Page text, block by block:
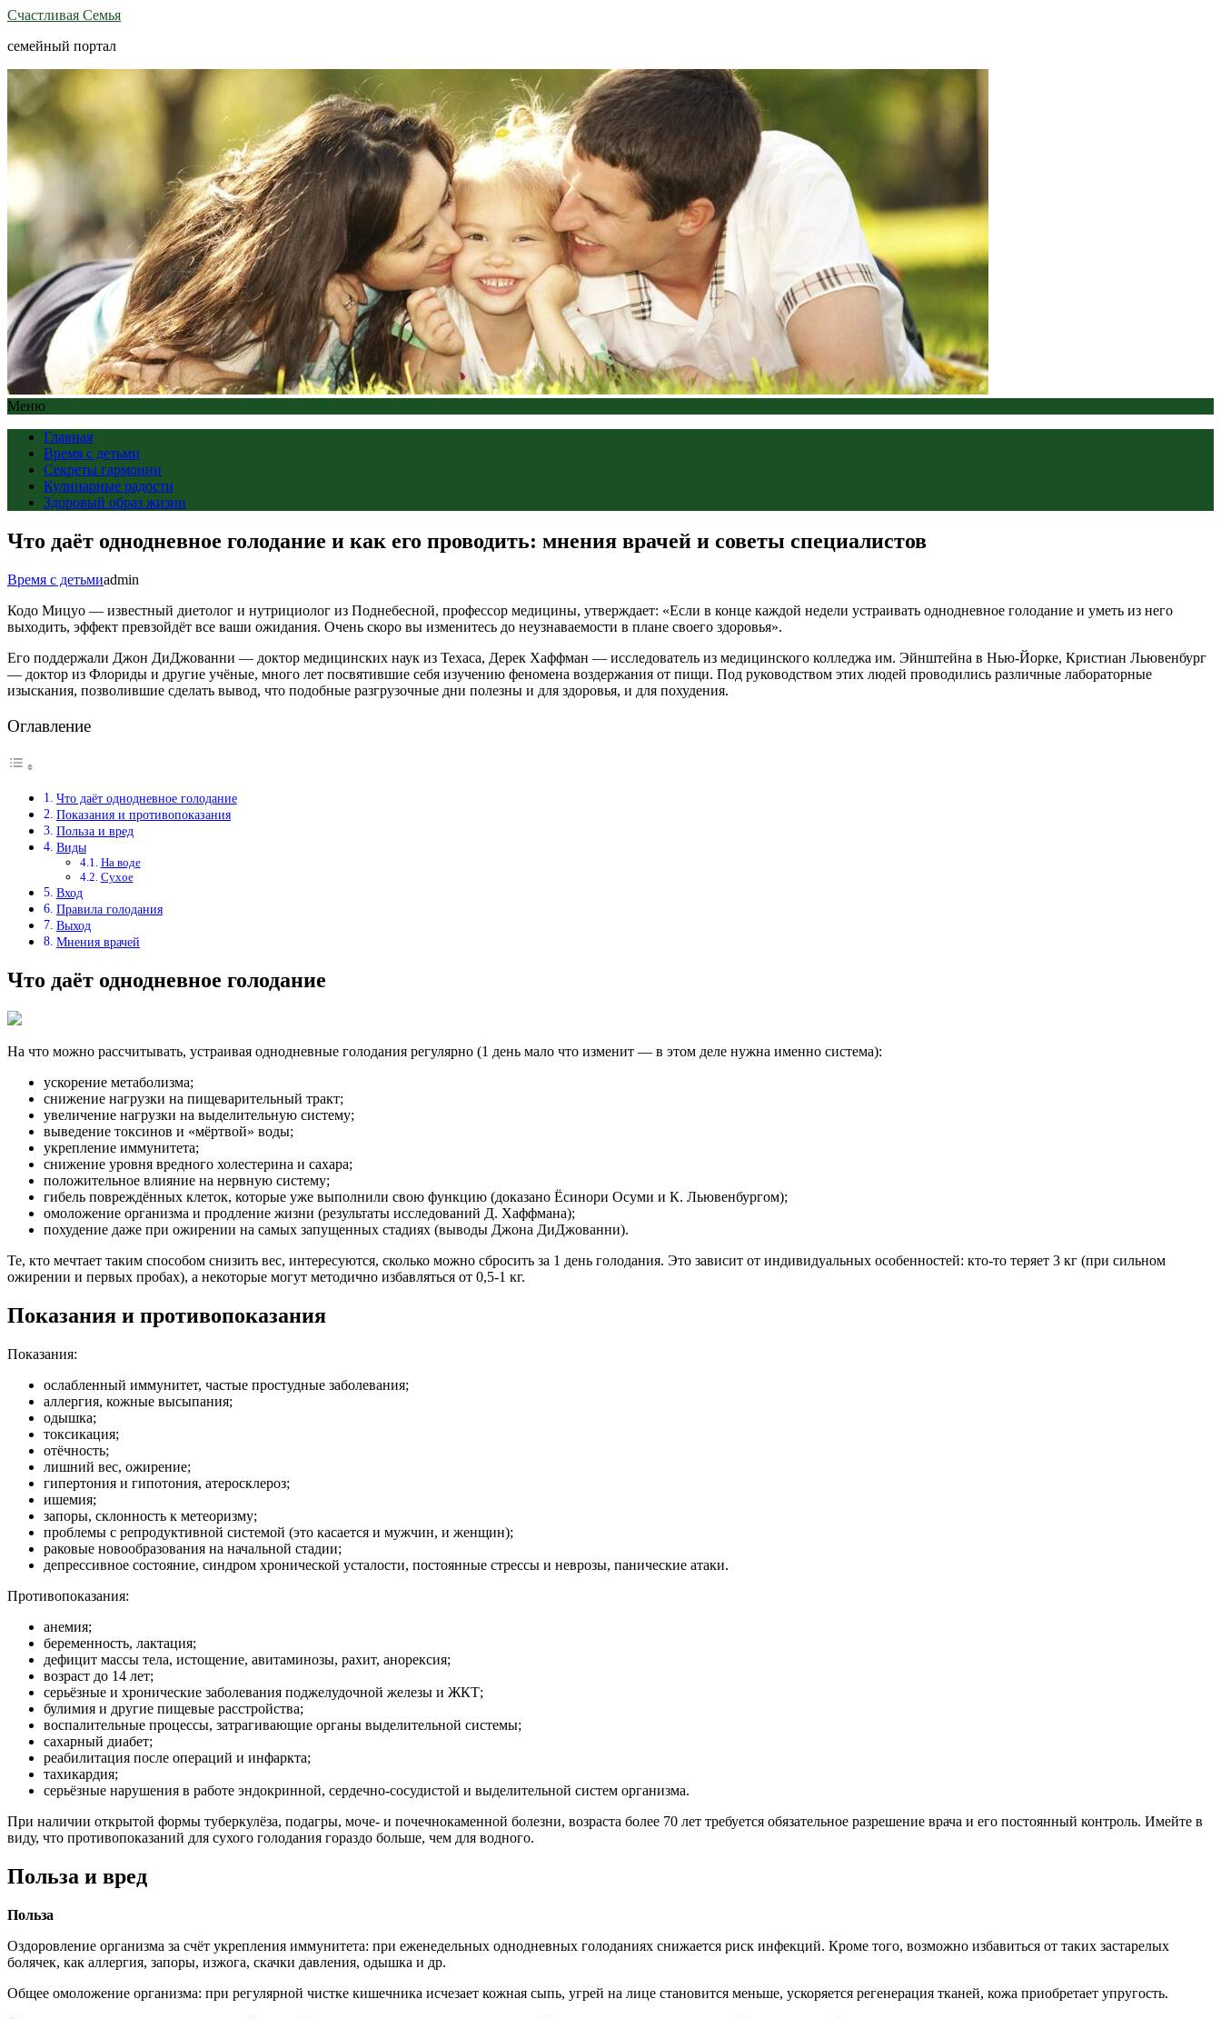
Счастливая Семья
семейный портал
Меню
Главная
Время с детьми
Секреты гармонии
Кулинарные радости
Здоровый образ жизни
Что даёт однодневное голодание и как его проводить: мнения врачей и советы специалистов
Время с детьмиadmin
Кодо Мицуо — известный диетолог и нутрициолог из Поднебесной, профессор медицины, утверждает: «Если в конце каждой недели устраивать однодневное голодание и уметь из него
выходить, эффект превзойдёт все ваши ожидания. Очень скоро вы изменитесь до неузнаваемости в плане своего здоровья».
Его поддержали Джон ДиДжованни — доктор медицинских наук из Техаса, Дерек Хаффман — исследователь из медицинского колледжа им. Эйнштейна в Нью-Йорке, Кристиан Льювенбург
— доктор из Флориды и другие учёные, много лет посвятившие себя изучению феномена воздержания от пищи. Под руководством этих людей проводились различные лабораторные
изыскания, позволившие сделать вывод, что подобные разгрузочные дни полезны и для здоровья, и для похудения.
Оглавление
Что даёт однодневное голодание
Показания и противопоказания
Польза и вред
Виды
На воде
Сухое
Вход
Правила голодания
Выход
Мнения врачей
Что даёт однодневное голодание
На что можно рассчитывать, устраивая однодневные голодания регулярно (1 день мало что изменит — в этом деле нужна именно система):
ускорение метаболизма;
снижение нагрузки на пищеварительный тракт;
увеличение нагрузки на выделительную систему;
выведение токсинов и «мёртвой» воды;
укрепление иммунитета;
снижение уровня вредного холестерина и сахара;
положительное влияние на нервную систему;
гибель повреждённых клеток, которые уже выполнили свою функцию (доказано Ёсинори Осуми и К. Льювенбургом);
омоложение организма и продление жизни (результаты исследований Д. Хаффмана);
похудение даже при ожирении на самых запущенных стадиях (выводы Джона ДиДжованни).
Те, кто мечтает таким способом снизить вес, интересуются, сколько можно сбросить за 1 день голодания. Это зависит от индивидуальных особенностей: кто-то теряет 3 кг (при сильном
ожирении и первых пробах), а некоторые могут методично избавляться от 0,5-1 кг.
Показания и противопоказания
Показания:
ослабленный иммунитет, частые простудные заболевания;
аллергия, кожные высыпания;
одышка;
токсикация;
отёчность;
лишний вес, ожирение;
гипертония и гипотония, атеросклероз;
ишемия;
запоры, склонность к метеоризму;
проблемы с репродуктивной системой (это касается и мужчин, и женщин);
раковые новообразования на начальной стадии;
депрессивное состояние, синдром хронической усталости, постоянные стрессы и неврозы, панические атаки.
Противопоказания:
анемия;
беременность, лактация;
дефицит массы тела, истощение, авитаминозы, рахит, анорексия;
возраст до 14 лет;
серьёзные и хронические заболевания поджелудочной железы и ЖКТ;
булимия и другие пищевые расстройства;
воспалительные процессы, затрагивающие органы выделительной системы;
сахарный диабет;
реабилитация после операций и инфаркта;
тахикардия;
серьёзные нарушения в работе эндокринной, сердечно-сосудистой и выделительной систем организма.
При наличии открытой формы туберкулёза, подагры, моче- и почечнокаменной болезни, возраста более 70 лет требуется обязательное разрешение врача и его постоянный контроль. Имейте в
виду, что противопоказаний для сухого голодания гораздо больше, чем для водного.
Польза и вред
Польза
Оздоровление организма за счёт укрепления иммунитета: при еженедельных однодневных голоданиях снижается риск инфекций. Кроме того, возможно избавиться от таких застарелых
болячек, как аллергия, запоры, изжога, скачки давления, одышка и др.
Общее омоложение организма: при регулярной чистке кишечника исчезает кожная сыпь, угрей на лице становится меньше, ускоряется регенерация тканей, кожа приобретает упругость.